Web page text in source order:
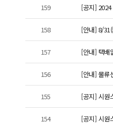
159 [공지]
158 [안내] 8/
157 [안내] 택배
156 [안내] 물류
155 [공지] 시원
154 [공지] 시원